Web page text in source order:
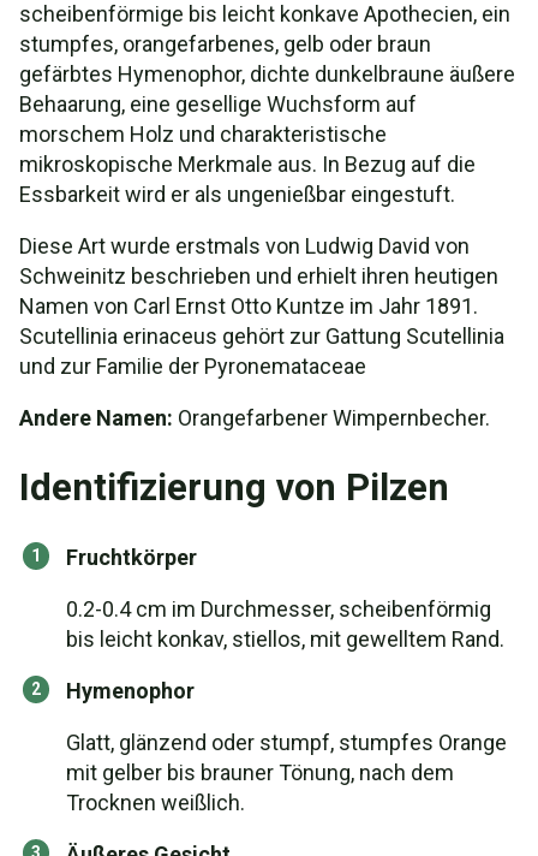
scheibenförmige bis leicht konkave Apothecien, ein
stumpfes, orangefarbenes, gelb oder braun
gefärbtes Hymenophor, dichte dunkelbraune äußere
Behaarung, eine gesellige Wuchsform auf
morschem Holz und charakteristische
mikroskopische Merkmale aus. In Bezug auf die
Essbarkeit wird er als ungenießbar eingestuft.
Diese Art wurde erstmals von Ludwig David von
Schweinitz beschrieben und erhielt ihren heutigen
Namen von Carl Ernst Otto Kuntze im Jahr 1891.
Scutellinia erinaceus gehört zur Gattung Scutellinia
und zur Familie der Pyronemataceae
Andere Namen: Orangefarbener Wimpernbecher.
Identifizierung von Pilzen
Fruchtkörper
0.2-0.4 cm im Durchmesser, scheibenförmig
bis leicht konkav, stiellos, mit gewelltem Rand.
Hymenophor
Glatt, glänzend oder stumpf, stumpfes Orange
mit gelber bis brauner Tönung, nach dem
Trocknen weißlich.